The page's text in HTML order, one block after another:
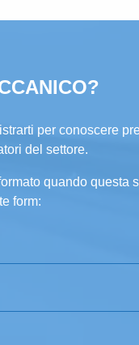
per conoscere
del settore.
quando questa
form: